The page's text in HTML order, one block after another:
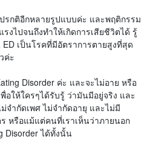
รกติอีกหลายรูปแบบค่ะ และพฤติกรรม
งไปจนถึงทำให้เกิดการเสียชีวิตได้ รู้
เป็นโรคที่มีอัตราการตายสูงที่สุด
ค่ะ
Disorder ค่ะ และจะไม่อาย หรือ
ให้ใครๆได้รับรู้ ว่ามันมีอยู่จริง และ
จำกัดเพศ ไม่จำกัดอายุ และไม่มี
หรือแม้แต่คนที่เราเห็นว่าภายนอก
Disorder ได้ทั้งนั้น